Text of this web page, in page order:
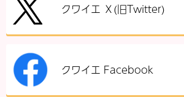
クワイエ Ｘ(旧Twitter)
クワイエ Facebook